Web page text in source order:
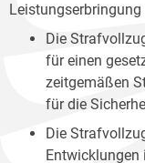
Die
für einen
zeitgemäßen
für die
Die
Entwicklungen